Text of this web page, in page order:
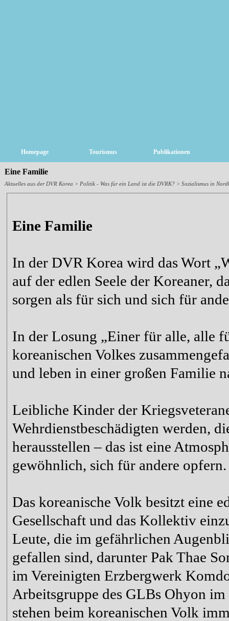
Homepage Tourismus Publikationen
Eine Familie
Aktuelles aus der DVR Korea > Politik - Was für ein Land ist die DVRK? > Sozialismus in
Eine Familie
In der DVR Korea wird das Wort
auf der edlen Seele der Koreaner,
sorgen als für sich und sich für
In der Losung „Einer für alle, alle
koreanischen Volkes
und leben in einer großen Familie
Leibliche Kinder der
Wehrdienstbeschädigten werden,
herausstellen – das ist eine
gewöhnlich, sich für andere opfern.
Das koreanische Volk besitzt eine
Gesellschaft und das Kollektiv
Leute, die im gefährlichen
gefallen sind, darunter Pak Thae
im Vereinigten Erzbergwerk
Arbeitsgruppe des GLBs Ohyon
stehen beim koreanischen Volk